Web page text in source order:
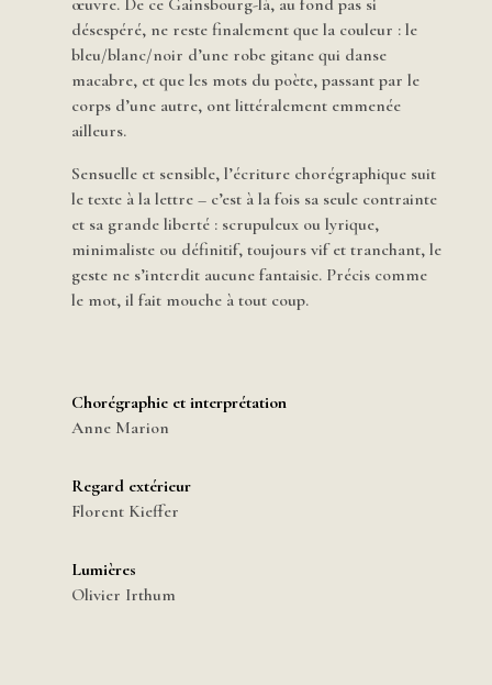
œuvre. De ce Gainsbourg-là, au fond pas si
désespéré, ne reste finalement que la couleur : le
bleu/blanc/noir d’une robe gitane qui danse
macabre, et que les mots du poète, passant par le
corps d’une autre, ont littéralement emmenée
ailleurs.
Sensuelle et sensible, l’écriture chorégraphique suit
le texte à la lettre – c’est à la fois sa seule contrainte
et sa grande liberté : scrupuleux ou lyrique,
minimaliste ou définitif, toujours vif et tranchant, le
geste ne s’interdit aucune fantaisie. Précis comme
le mot, il fait mouche à tout coup.
Chorégraphie et interprétation
Anne Marion
Regard extérieur
Florent Kieffer
Lumières
Olivier Irthum